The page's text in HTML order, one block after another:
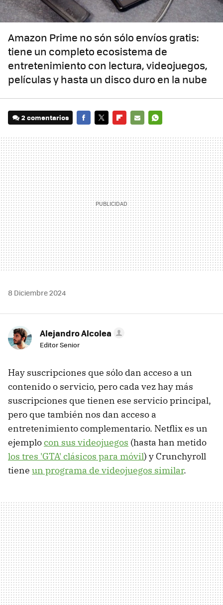
Amazon Prime no són sólo envíos gratis:
tiene un completo ecosistema de
entretenimiento con lectura, videojuegos,
películas y hasta un disco duro en la nube
2 comentarios
MAIL
8 Diciembre 2024
Alejandro Alcolea
Editor Senior
Hay suscripciones que sólo dan acceso a un
contenido o servicio, pero cada vez hay más
suscripciones que tienen ese servicio principal,
pero que también nos dan acceso a
entretenimiento complementario. Netflix es un
ejemplocon sus videojuegos (hasta han metido
los tres 'GTA' clásicos para móvil) y Crunchyroll
tiene un programa de videojuegos similar.